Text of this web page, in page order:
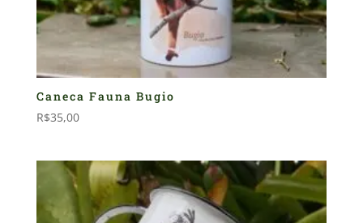
Caneca Fauna Bugio
R$35,00